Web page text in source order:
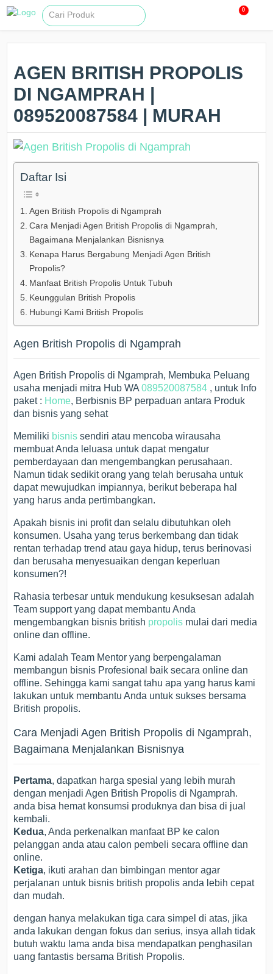
0
AGEN BRITISH PROPOLIS
DI NGAMPRAH |
089520087584 | MURAH
Daftar Isi
Agen British Propolis di Ngamprah
Cara Menjadi Agen British Propolis di Ngamprah,
Bagaimana Menjalankan Bisnisnya
Kenapa Harus Bergabung Menjadi Agen British
Propolis?
Manfaat British Propolis Untuk Tubuh
Keunggulan British Propolis
Hubungi Kami British Propolis
Agen British Propolis di Ngamprah
Agen British Propolis di Ngamprah, Membuka Peluang
usaha menjadi mitra Hub WA089520087584 , untuk Info
paket : Home, Berbisnis BP perpaduan antara Produk
dan bisnis yang sehat
Memiliki bisnis sendiri atau mencoba wirausaha
membuat Anda leluasa untuk dapat mengatur
pemberdayaan dan mengembangkan perusahaan.
Namun tidak sedikit orang yang telah berusaha untuk
dapat mewujudkan impiannya, berikut beberapa hal
yang harus anda pertimbangkan.
Apakah bisnis ini profit dan selalu dibutuhkan oleh
konsumen. Usaha yang terus berkembang dan tidak
rentan terhadap trend atau gaya hidup, terus berinovasi
dan berusaha menyesuaikan dengan keperluan
konsumen?!
Rahasia terbesar untuk mendukung kesuksesan adalah
Team support yang dapat membantu Anda
mengembangkan bisnis british propolis mulai dari media
online dan offline.
Kami adalah Team Mentor yang berpengalaman
membangun bisnis Profesional baik secara online dan
offline. Sehingga kami sangat tahu apa yang harus kami
lakukan untuk membantu Anda untuk sukses bersama
British propolis.
Cara Menjadi Agen British Propolis di Ngamprah,
Bagaimana Menjalankan Bisnisnya
Pertama, dapatkan harga spesial yang lebih murah
dengan menjadi Agen British Propolis di Ngamprah.
anda bisa hemat konsumsi produknya dan bisa di jual
kembali.
Kedua, Anda perkenalkan manfaat BP ke calon
pelanggan anda atau calon pembeli secara offline dan
online.
Ketiga, ikuti arahan dan bimbingan mentor agar
perjalanan untuk bisnis british propolis anda lebih cepat
dan mudah.
dengan hanya melakukan tiga cara simpel di atas, jika
anda lakukan dengan fokus dan serius, insya allah tidak
butuh waktu lama anda bisa mendapatkan penghasilan
uang fantastis bersama British Propolis.